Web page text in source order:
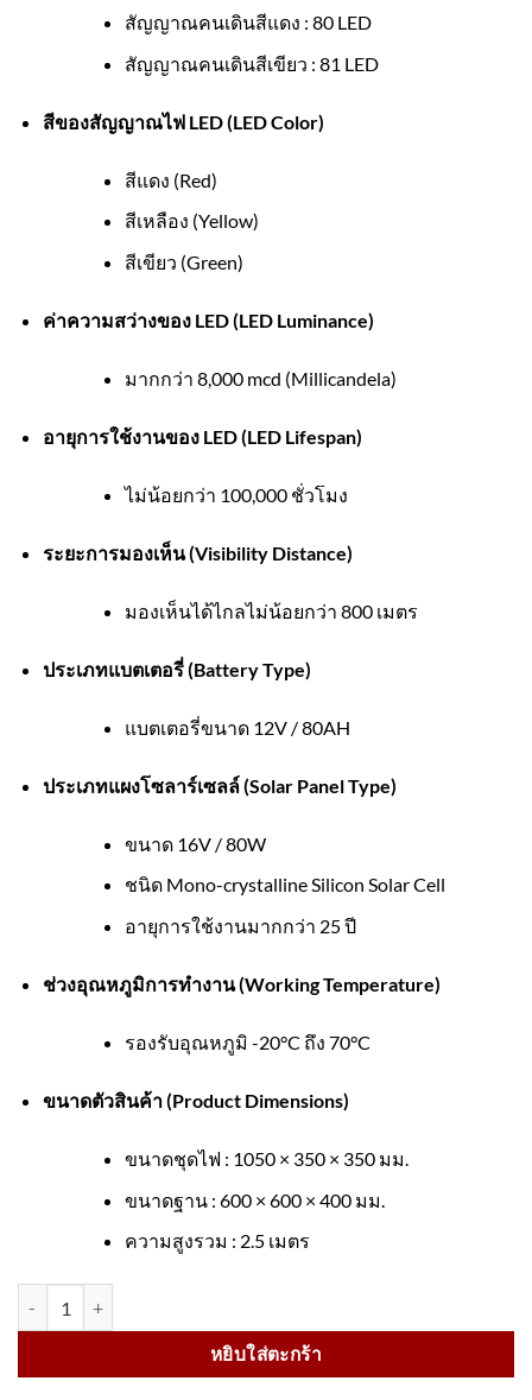
สัญญาณคนเดินสีแดง : 80 LED
สัญญาณคนเดินสีเขียว : 81 LED
สีของสัญญาณไฟ LED (LED Color)
สีแดง (Red)
สีเหลือง (Yellow)
สีเขียว (Green)
ค่าความสว่างของ LED (LED Luminance)
มากกว่า 8,000 mcd (Millicandela)
อายุการใช้งานของ LED (LED Lifespan)
ไม่น้อยกว่า 100,000 ชั่วโมง
ระยะการมองเห็น (Visibility Distance)
มองเห็นได้ไกลไม่น้อยกว่า 800 เมตร
ประเภทแบตเตอรี่ (Battery Type)
แบตเตอรี่ขนาด 12V / 80AH
ประเภทแผงโซลาร์เซลล์ (Solar Panel Type)
ขนาด 16V / 80W
ชนิด Mono-crystalline Silicon Solar Cell
อายุการใช้งานมากกว่า 25 ปี
ช่วงอุณหภูมิการทำงาน (Working Temperature)
รองรับอุณหภูมิ -20°C ถึง 70°C
ขนาดตัวสินค้า (Product Dimensions)
ขนาดชุดไฟ : 1050 × 350 × 350 มม.
ขนาดฐาน : 600 × 600 × 400 มม.
ความสูงรวม : 2.5 เมตร
หยิบใส่ตะกร้า